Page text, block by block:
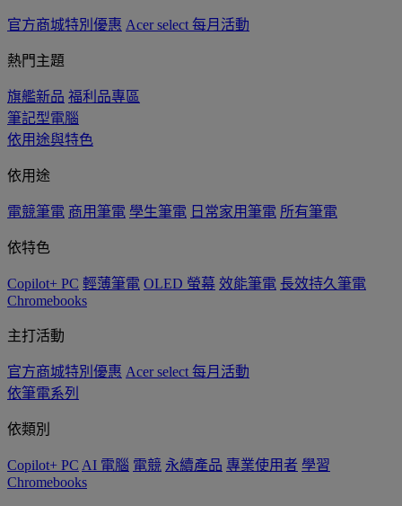
官方商城特別優惠 Acer select 每月活動
熱門主題
旗艦新品 福利品專區
筆記型電腦
依用途與特色
依用途
電競筆電 商用筆電 學生筆電 日常家用筆電 所有筆電
依特色
Copilot+ PC 輕薄筆電 OLED 螢幕 效能筆電 長效持久筆電
Chromebooks
主打活動
官方商城特別優惠 Acer select 每月活動
依筆電系列
依類別
Copilot+ PC AI 電腦 電競 永續產品 專業使用者 學習
Chromebooks